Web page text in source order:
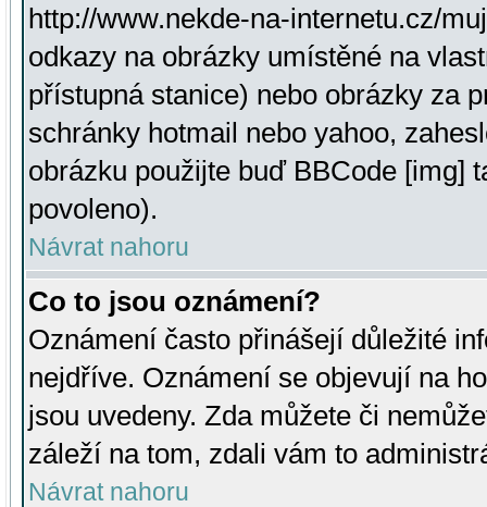
http://www.nekde-na-internetu.cz/
odkazy na obrázky umístěné na
přístupná stanice) nebo obrázky za
schránky hotmail nebo yahoo,
obrázku použijte buď BBCode [img]
povoleno).
Návrat nahoru
Co to jsou oznámení?
Oznámení často přinášejí důležité
nejdříve. Oznámení se objevují na
jsou uvedeny. Zda můžete či
záleží na tom, zdali vám to
Návrat nahoru